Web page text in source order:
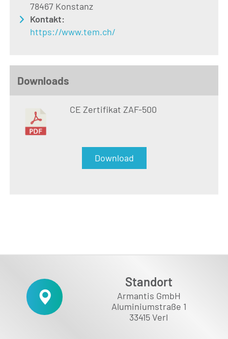
78467 Konstanz
Kontakt:
https://www.tem.ch/
Downloads
CE Zertifikat ZAF-500
Download
Standort
Armantis GmbH
Aluminiumstraße 1
33415 Verl